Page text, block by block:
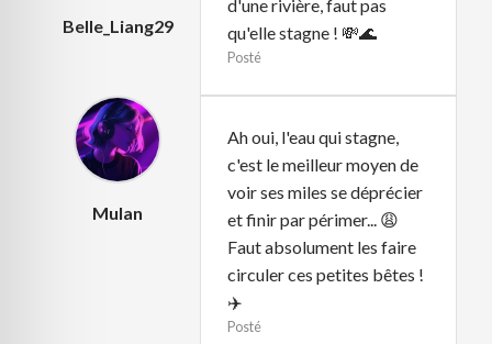
Belle_Liang29
d'une rivière, faut pas
qu'elle stagne ! 💸🌊
Posté
Mulan
Ah oui, l'eau qui stagne,
c'est le meilleur moyen de
voir ses miles se déprécier
et finir par périmer... 😩
Faut absolument les faire
circuler ces petites bêtes !
✈️
Posté